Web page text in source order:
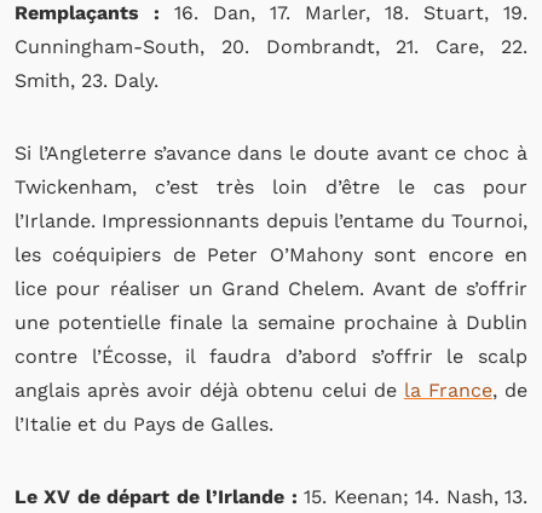
Remplaçants : 16. Dan, 17. Marler, 18. Stuart, 19.
Cunningham-South, 20. Dombrandt, 21. Care, 22.
Smith, 23. Daly.
Si l’Angleterre s’avance dans le doute avant ce choc à
Twickenham, c’est très loin d’être le cas pour
l’Irlande. Impressionnants depuis l’entame du Tournoi,
les coéquipiers de Peter O’Mahony sont encore en
lice pour réaliser un Grand Chelem. Avant de s’offrir
une potentielle finale la semaine prochaine à Dublin
contre l’Écosse, il faudra d’abord s’offrir le scalp
anglais après avoir déjà obtenu celui de la France, de
l’Italie et du Pays de Galles.
Le XV de départ de l’Irlande : 15. Keenan; 14. Nash, 13.